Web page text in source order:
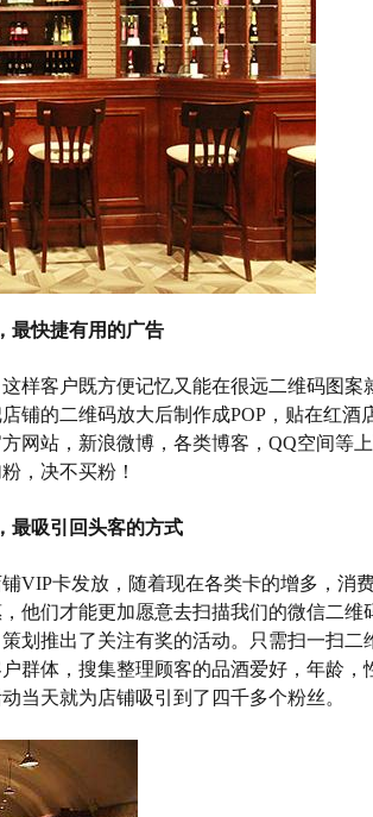
最快捷有用的广告
样客户既方便记忆又能在很远二维码图
铺的二维码放大后制作成POP，贴在红
网站，新浪微博，各类博客，QQ空间等
，决不买粉！
最吸引回头客的方式
VIP卡发放，随着现在各类卡的增多，消
他们才能更加愿意去扫描我们的微信二
划推出了关注有奖的活动。只需扫一扫
群体，搜集整理顾客的品酒爱好，年龄
当天就为店铺吸引到了四千多个粉丝。